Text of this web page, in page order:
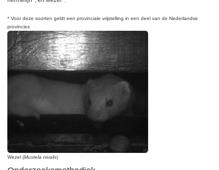
* Voor deze soorten geldt een provinciale vrijstelling in een deel van de Nederlandse
provincies
Wezel (Mustela nivalis)